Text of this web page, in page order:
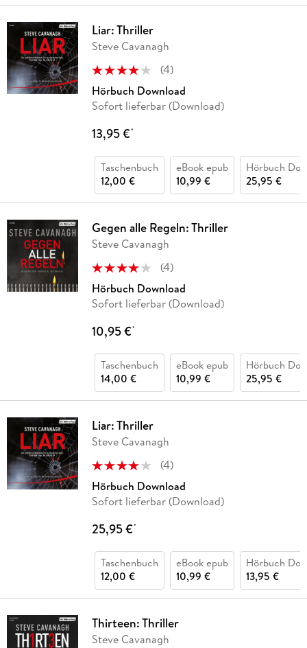
Liar: Thriller
Steve Cavanagh
(4)
Hörbuch Download
Sofort lieferbar (Download)
13,95 €*
Taschenbuch
12,00 €
eBook epub
10,99 €
Hörbuch
25,95 €
Gegen alle Regeln: Thriller
Steve Cavanagh
(4)
Hörbuch Download
Sofort lieferbar (Download)
10,95 €*
Taschenbuch
14,00 €
eBook epub
10,99 €
Hörbuch
25,95 €
Liar: Thriller
Steve Cavanagh
(4)
Hörbuch Download
Sofort lieferbar (Download)
25,95 €*
Taschenbuch
12,00 €
eBook epub
10,99 €
Hörbuch
13,95 €
Thirteen: Thriller
Steve Cavanagh